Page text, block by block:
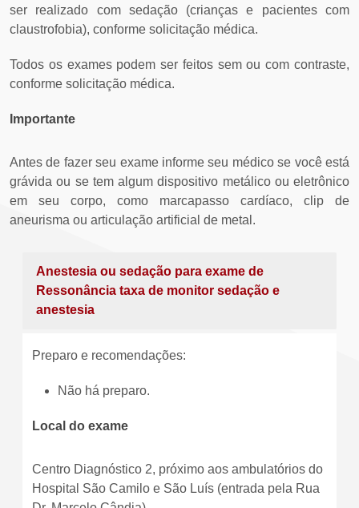
ser realizado com sedação (crianças e pacientes com
claustrofobia), conforme solicitação médica.
Todos os exames podem ser feitos sem ou com contraste,
conforme solicitação médica.
Importante
Antes de fazer seu exame informe seu médico se você está
grávida ou se tem algum dispositivo metálico ou eletrônico
em seu corpo, como marcapasso cardíaco, clip de
aneurisma ou articulação artificial de metal.
Anestesia ou sedação para exame de
Ressonância taxa de monitor sedação e
anestesia
Preparo e recomendações:
Não há preparo.
Local do exame
Centro Diagnóstico 2, próximo aos ambulatórios do
Hospital São Camilo e São Luís (entrada pela Rua